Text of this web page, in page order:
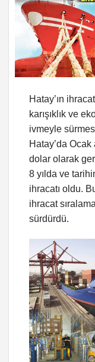
Hatay’ın
karışıklık ve
ivmeyle
Hatay’da
dolar olarak
8 yılda ve
ihracatı oldu.
ihracat
sürdürdü.